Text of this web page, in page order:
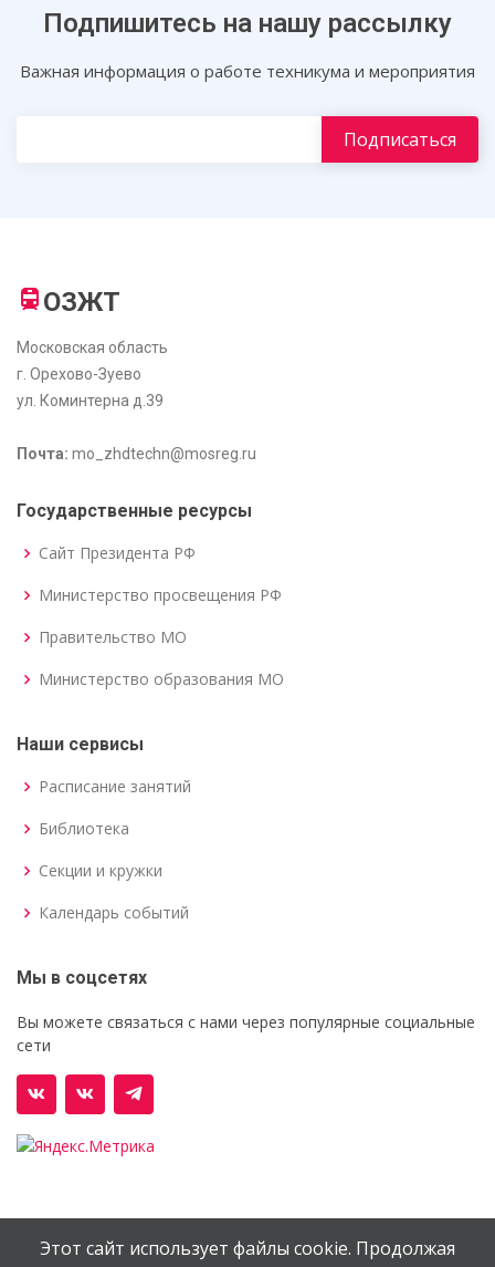
Подпишитесь на нашу рассылку
Важная информация о работе техникума и мероприятия
ОЗЖТ
Московская область
г. Орехово-Зуево
ул. Коминтерна д.39
Почта: mo_zhdtechn@mosreg.ru
Государственные ресурсы
Сайт Президента РФ
Министерство просвещения РФ
Правительство МО
Министерство образования МО
Наши сервисы
Расписание занятий
Библиотека
Секции и кружки
Календарь событий
Мы в соцсетях
Вы можете связаться с нами через популярные социальные
сети
Этот сайт использует файлы cookie. Продолжая